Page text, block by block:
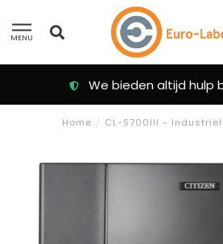
MENU
hulp bij installatie
Home / CL-S700III -